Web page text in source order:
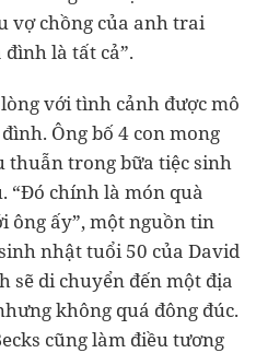
vợ chồng của anh trai
đình là tất cả”.
với tình cảnh được mô
Ông bố 4 con mong
thuẫn trong bữa tiệc sinh
“Đó chính là món quà
ông ấy”, một nguồn tin
nhật tuổi 50 của David
sẽ di chuyển đến một địa
không quá đông đúc.
cũng làm điều tương